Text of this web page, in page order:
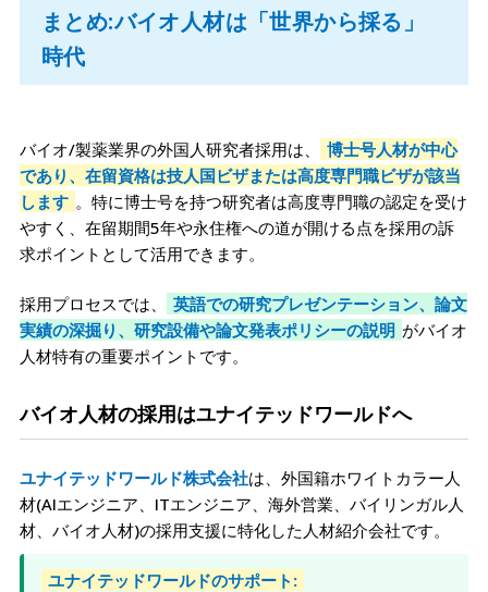
まとめ:バイオ人材は「世界から採る」
時代
バイオ/製薬業界の外国人研究者採用は、
博士号人材が中心
であり、在留資格は技人国ビザまたは高度専門職ビザが該当
します 。特に博士号を持つ研究者は高度専門職の認定を受け
やすく、在留期間5年や永住権への道が開ける点を採用の訴
求ポイントとして活用できます。
採用プロセスでは、
英語での研究プレゼンテーション、論文
実績の深掘り、研究設備や論文発表ポリシーの説明 がバイオ
人材特有の重要ポイントです。
バイオ人材の採用はユナイテッドワールドへ
ユナイテッドワールド株式会社は、外国籍ホワイトカラー人
材(AIエンジニア、ITエンジニア、海外営業、バイリンガル人
材、バイオ人材)の採用支援に特化した人材紹介会社です。
ユナイテッドワールドのサポート: